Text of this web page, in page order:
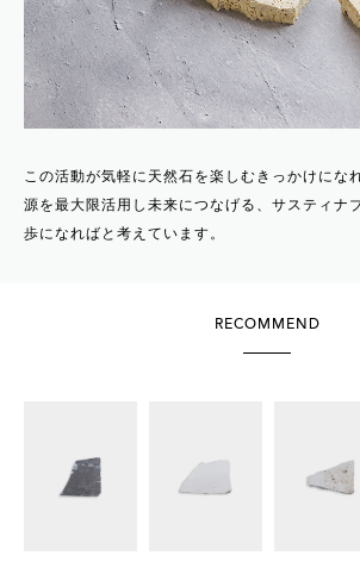
この活動が気軽に天然石を楽しむきっかけにな
源を最大限活用し未来につなげる、サスティナ
歩になればと考えています。
RECOMMEND